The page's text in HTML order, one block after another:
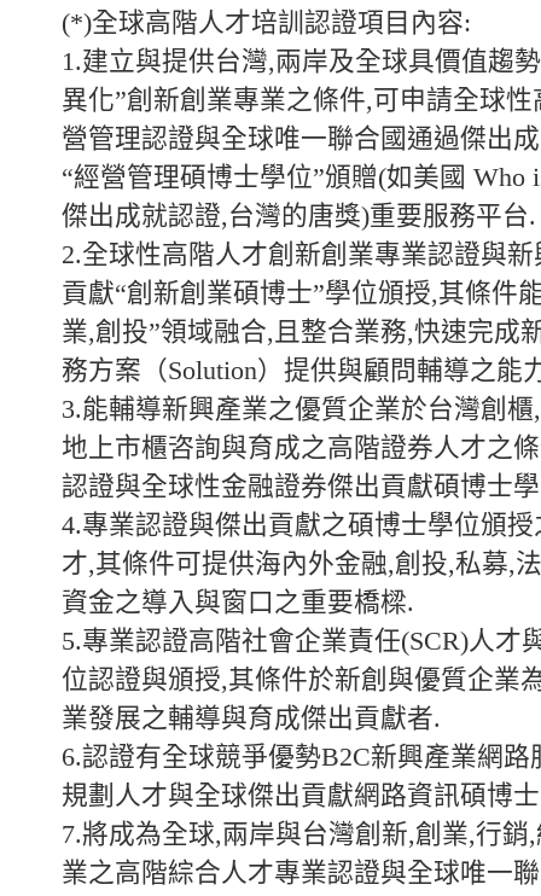
(*)全球高階人才培訓認證項目內容:
1.建立與提供台灣,兩岸及全球具價值趨
異化”創新創業專業之條件,可申請全球
營管理認證與全球唯一聯合國通過傑出
“經營管理碩博士學位”頒贈(如美國 Who
傑出成就認證,台灣的唐獎)重要服務平台.
2.全球性高階人才創新創業專業認證與
貢獻“創新創業碩博士”學位頒授,其條件
業,創投”領域融合,且整合業務,快速完成
務方案（Solution）提供與顧問輔導之能
3.能輔導新興產業之優質企業於台灣創
地上市櫃咨詢與育成之高階證券人才之
認證與全球性金融證券傑出貢獻碩博士
4.專業認證與傑出貢獻之碩博士學位頒
才,其條件可提供海內外金融,創投,私募,
資金之導入與窗口之重要橋樑.
5.專業認證高階社會企業責任(SCR)人才
位認證與頒授,其條件於新創與優質企業
業發展之輔導與育成傑出貢獻者.
6.認證有全球競爭優勢B2C新興產業網路
規劃人才與全球傑出貢獻網路資訊碩博
7.將成為全球,兩岸與台灣創新,創業,行銷
業之高階綜合人才專業認證與全球唯一